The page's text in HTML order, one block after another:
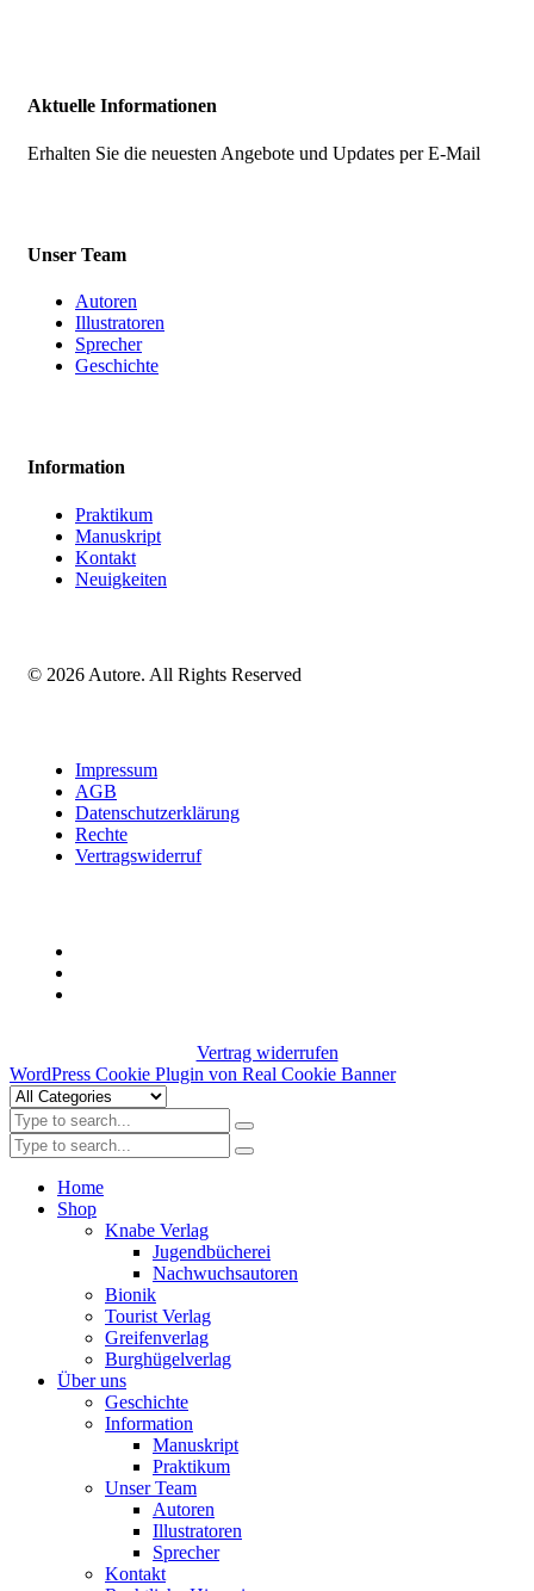
Aktuelle Informationen
Erhalten Sie die neuesten Angebote und Updates per E-Mail
Unser Team
Autoren
Illustratoren
Sprecher
Geschichte
Information
Praktikum
Manuskript
Kontakt
Neuigkeiten
© 2026 Autore. All Rights Reserved
Impressum
AGB
Datenschutzerklärung
Rechte
Vertragswiderruf
Vertrag widerrufen
WordPress Cookie Plugin von Real Cookie Banner
Home
Shop
Knabe Verlag
Jugendbücherei
Nachwuchsautoren
Bionik
Tourist Verlag
Greifenverlag
Burghügelverlag
Über uns
Geschichte
Information
Manuskript
Praktikum
Unser Team
Autoren
Illustratoren
Sprecher
Kontakt